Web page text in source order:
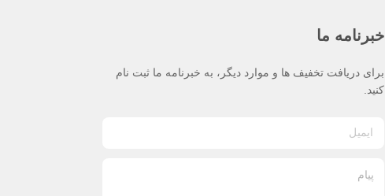
خبرنامه ما
برای دریافت تخفیف ها و موارد دیگر، به خبرنامه ما ثبت نام
کنید.